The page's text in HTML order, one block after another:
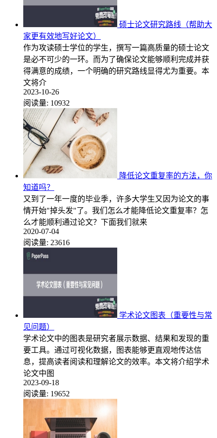
硕士论文研究路线（帮助大
家更有效地写好论文）
作为攻读硕士学位的学生，撰写一篇高质量的硕士论文
是必不可少的一环。而为了确保论文能够顺利完成并获
得满意的成绩，一个明确的研究路线显得尤为重要。本
文将介
2023-10-26
阅读量: 10932
降低论文重复率的方法，你
知道吗？
又到了一年一度的毕业季，许多大学生又因为论文的事
情开始"掉头发"了。我们怎么才能降低论文重复率？怎
么才能顺利通过论文？下面我们就来
2020-07-04
阅读量: 23616
学术论文图表（重要性与常
见问题）
学术论文中的图表是研究者展示数据、结果和发现的重
要工具。通过可视化数据，图表能够更直观地传达信
息，提高读者阅读和理解论文的效率。本文将介绍学术
论文中图
2023-09-18
阅读量: 19652